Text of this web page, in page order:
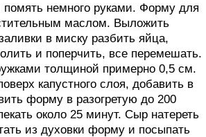
помять немного руками. Форму для
маслом. Выложить
в миску разбить яйца,
и поперчить, все перемешать.
толщиной примерно 0,5 см.
капустного слоя, добавить в
форму в разогретую до 200
около 25 минут. Сыр натереть
из духовки форму и посыпать